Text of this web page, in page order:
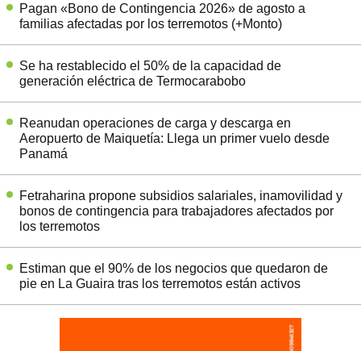
Pagan «Bono de Contingencia 2026» de agosto a
familias afectadas por los terremotos (+Monto)
Se ha restablecido el 50% de la capacidad de
generación eléctrica de Termocarabobo
Reanudan operaciones de carga y descarga en
Aeropuerto de Maiquetía: Llega un primer vuelo desde
Panamá
Fetraharina propone subsidios salariales, inamovilidad y
bonos de contingencia para trabajadores afectados por
los terremotos
Estiman que el 90% de los negocios que quedaron de
pie en La Guaira tras los terremotos están activos